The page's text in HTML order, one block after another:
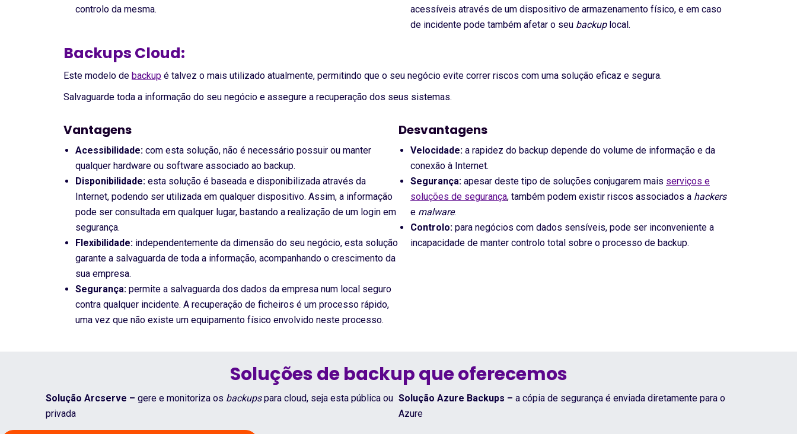
controlo da mesma.
acessíveis através de um dispositivo de armazenamento físico, e em caso
de incidente pode também afetar o seu backuplocal.
Backups Cloud:
Este modelo de backup é talvez o mais utilizado atualmente, permitindo que o seu negócio evite correr riscos com uma solução eficaz e segura.
Salvaguarde toda a informação do seu negócio e assegure a recuperação dos seus sistemas.
Vantagens
Acessibilidade: com esta solução, não é necessário possuir ou manter
qualquer hardware ou software associado ao backup.
Disponibilidade: esta solução é baseada e disponibilizada através da
Internet, podendo ser utilizada em qualquer dispositivo. Assim, a informação
pode ser consultada em qualquer lugar, bastando a realização de um login em
segurança.
Flexibilidade: independentemente da dimensão do seu negócio, esta solução
garante a salvaguarda de toda a informação, acompanhando o crescimento da
sua empresa.
Segurança: permite a salvaguarda dos dados da empresa num local seguro
contra qualquer incidente. A recuperação de ficheiros é um processo rápido,
uma vez que não existe um equipamento físico envolvido neste processo.
Desvantagens
Velocidade: a rapidez do backup depende do volume de informação e da
conexão à Internet.
Segurança: apesar deste tipo de soluções conjugarem mais serviços e
soluções de segurança, também podem existir riscos associados a hackers
e malware.
Controlo: para negócios com dados sensíveis, pode ser inconveniente a
incapacidade de manter controlo total sobre o processo de backup.
Soluções de backup que oferecemos
Solução Arcserve – gere e monitoriza os backupspara cloud, seja esta pública ou
privada
Solução Azure Backups – a cópia de segurança é enviada diretamente para o
Azure